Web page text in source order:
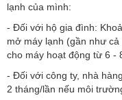
lạnh của mình:
- Đối với hộ gia đình:
mở máy lạnh (gần như
cho máy hoạt động từ 6 -
- Đối với công ty, nhà
2 tháng/lần nếu môi